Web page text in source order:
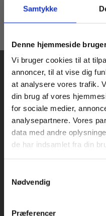
Samtykke
Denne hjemmeside
Vi bruger cookies til at
annoncer, til at vise dig
at analysere vores trafik.
din brug af vores
for sociale medier,
analysepartnere. Vores
data med andre
de har indsamlet fra din
Nødvendig
Præferencer
Praxis Forlag A/S
CVR 41280921
København
1120 København K
Kochsgade 31D
Køb læremidler og
For privatkunder og
studerende. Du får
vist priser inkl.